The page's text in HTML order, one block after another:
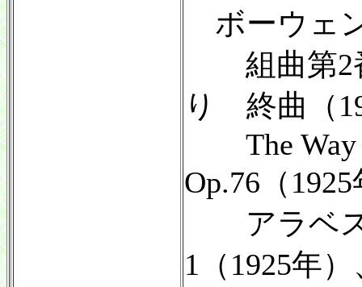
ボーウェ
組曲第2
り 終曲（
The Way
Op.76（
アラベス
1（1925年）